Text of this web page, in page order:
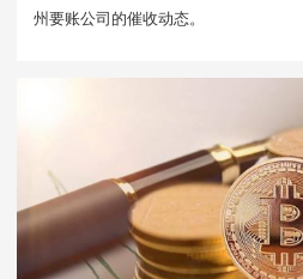
州要账公司的催收动态。​